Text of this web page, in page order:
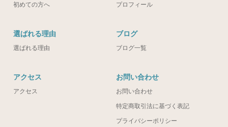
初めての方へ プロフィール
選ばれる理由
選ばれる理由
ブログ
ブログ一覧
アクセス
アクセス
お問い合わせ
お問い合わせ
特定商取引法に基づく表記
プライバシーポリシー